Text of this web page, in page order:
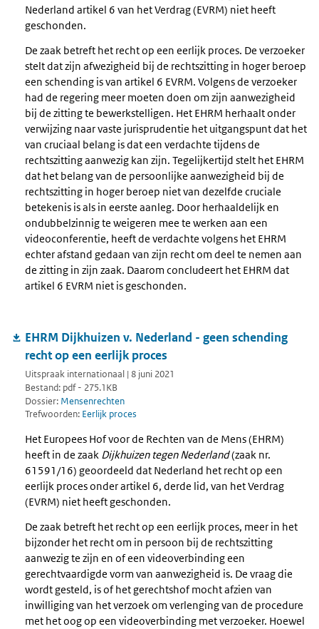
Nederland artikel 6 van het Verdrag (EVRM) niet heeft
geschonden.
De zaak betreft het recht op een eerlijk proces. De verzoeker
stelt dat zijn afwezigheid bij de rechtszitting in hoger beroep
een schending is van artikel 6 EVRM. Volgens de verzoeker
had de regering meer moeten doen om zijn aanwezigheid
bij de zitting te bewerkstelligen. Het EHRM herhaalt onder
verwijzing naar vaste jurisprudentie het uitgangspunt dat het
van cruciaal belang is dat een verdachte tijdens de
rechtszitting aanwezig kan zijn. Tegelijkertijd stelt het EHRM
dat het belang van de persoonlijke aanwezigheid bij de
rechtszitting in hoger beroep niet van dezelfde cruciale
betekenis is als in eerste aanleg. Door herhaaldelijk en
ondubbelzinnig te weigeren mee te werken aan een
videoconferentie, heeft de verdachte volgens het EHRM
echter afstand gedaan van zijn recht om deel te nemen aan
de zitting in zijn zaak. Daarom concludeert het EHRM dat
artikel 6 EVRM niet is geschonden.
EHRM Dijkhuizen v. Nederland - geen schending
recht op een eerlijk proces
Uitspraak internationaal | 8 juni 2021
Bestand: pdf - 275.1KB
Dossier: Mensenrechten
Trefwoorden: Eerlijk proces
Het Europees Hof voor de Rechten van de Mens (EHRM)
heeft in de zaak Dijkhuizen tegen Nederland(zaak nr.
61591/16) geoordeeld dat Nederland het recht op een
eerlijk proces onder artikel 6, derde lid, van het Verdrag
(EVRM) niet heeft geschonden.
De zaak betreft het recht op een eerlijk proces, meer in het
bijzonder het recht om in persoon bij de rechtszitting
aanwezig te zijn en of een videoverbinding een
gerechtvaardigde vorm van aanwezigheid is. De vraag die
wordt gesteld, is of het gerechtshof mocht afzien van
inwilliging van het verzoek om verlenging van de procedure
met het oog op een videoverbinding met verzoeker. Hoewel